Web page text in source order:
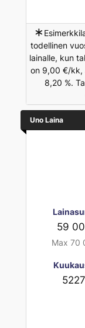
∗
todellinen
lainalle, kun
on 9,00 €/kk,
8,20 %.
Uno Laina
59
Max 70